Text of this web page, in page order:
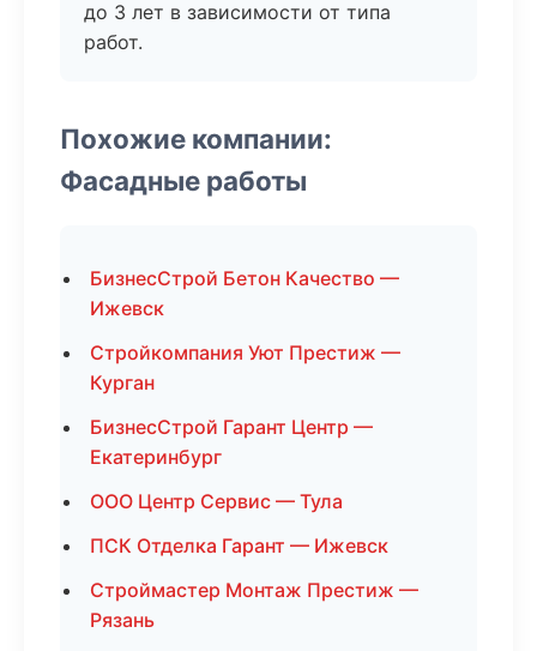
до 3 лет в зависимости от типа
работ.
Похожие компании:
Фасадные работы
БизнесСтрой Бетон Качество —
Ижевск
Стройкомпания Уют Престиж —
Курган
БизнесСтрой Гарант Центр —
Екатеринбург
ООО Центр Сервис — Тула
ПСК Отделка Гарант — Ижевск
Строймастер Монтаж Престиж —
Рязань